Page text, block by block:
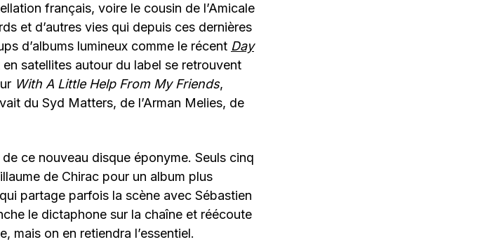
français, voire le cousin de l’Amicale
et d’autres vies qui depuis ces dernières
d’albums lumineux comme le récent Day
satellites autour du label se retrouvent
With A Little Help From My Friends,
du Syd Matters, de l’Arman Melies, de
ce nouveau disque éponyme. Seuls cinq
de Chirac pour un album plus
partage parfois la scène avec Sébastien
le dictaphone sur la chaîne et réécoute
mais on en retiendra l’essentiel.